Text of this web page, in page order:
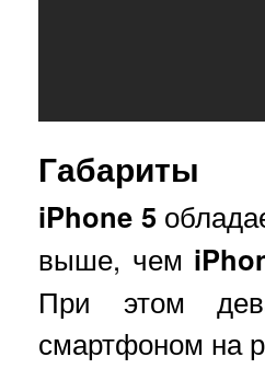
Габариты
iPhone 5
выше, чем
При этом
смартфоном на